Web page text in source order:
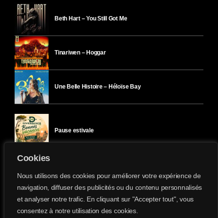
Cookies
Nous utilisons des cookies pour améliorer votre expérience de
navigation, diffuser des publicités ou du contenu personnalisés
et analyser notre trafic. En cliquant sur "Accepter tout", vous
consentez à notre utilisation des cookies.
Beth Hart – You Still Got Me
Tinariwen – Hoggar
Une Belle Histoire – Héloïse Bay
Pause estivale
Ici l’Ombre – mardi 28 juillet